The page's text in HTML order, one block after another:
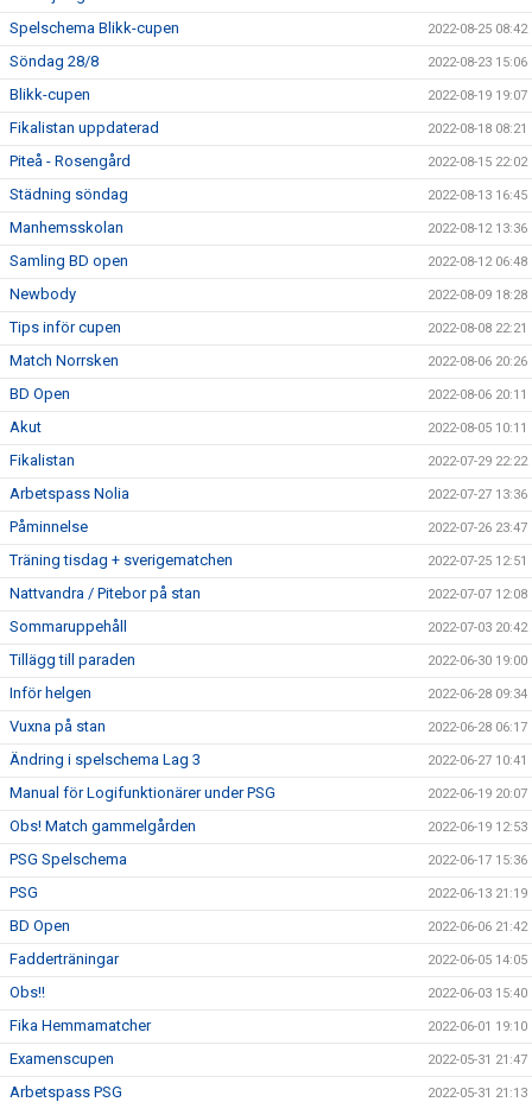
Spelschema Blikk-cupen 2022-08-25 08:42
Söndag 28/8 2022-08-23 15:06
Blikk-cupen 2022-08-19 19:07
Fikalistan uppdaterad 2022-08-18 08:21
Piteå - Rosengård 2022-08-15 22:02
Städning söndag 2022-08-13 16:45
Manhemsskolan 2022-08-12 13:36
Samling BD open 2022-08-12 06:48
Newbody 2022-08-09 18:28
Tips inför cupen 2022-08-08 22:21
Match Norrsken 2022-08-06 20:26
BD Open 2022-08-06 20:11
Akut 2022-08-05 10:11
Fikalistan 2022-07-29 22:22
Arbetspass Nolia 2022-07-27 13:36
Påminnelse 2022-07-26 23:47
Träning tisdag + sverigematchen 2022-07-25 12:51
Nattvandra / Pitebor på stan 2022-07-07 12:08
Sommaruppehåll 2022-07-03 20:42
Tillägg till paraden 2022-06-30 19:00
Inför helgen 2022-06-28 09:34
Vuxna på stan 2022-06-28 06:17
Ändring i spelschema Lag 3 2022-06-27 10:41
Manual för Logifunktionärer under PSG 2022-06-19 20:07
Obs! Match gammelgården 2022-06-19 12:53
PSG Spelschema 2022-06-17 15:36
PSG 2022-06-13 21:19
BD Open 2022-06-06 21:42
Fadderträningar 2022-06-05 14:05
Obs!! 2022-06-03 15:40
Fika Hemmamatcher 2022-06-01 19:10
Examenscupen 2022-05-31 21:47
Arbetspass PSG 2022-05-31 21:13